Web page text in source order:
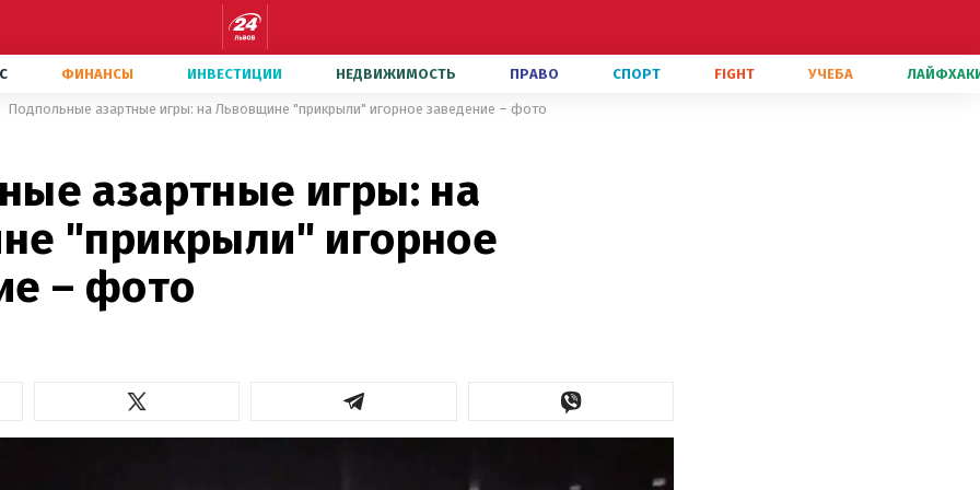
ФИНАНСЫ ИНВЕСТИЦИИ НЕДВИЖИМОСТЬ ПРАВО СПОРТ FIGHT УЧЕБА
Подпольные азартные игры: на Львовщине "прикрыли" игорное заведение – фото
азартные игры: на
"прикрыли" игорное
– фото